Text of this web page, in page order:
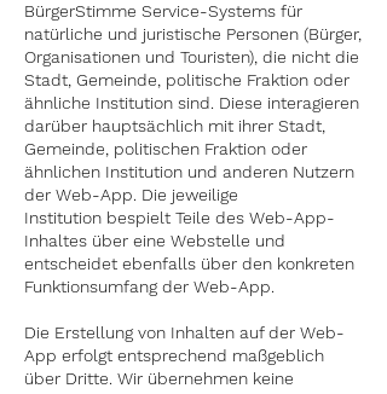
BürgerStimme Service-Systems für
natürliche und juristische Personen (Bürger,
Organisationen und Touristen), die nicht die
Stadt, Gemeinde, politische Fraktion oder
ähnliche Institution sind. Diese interagieren
darüber hauptsächlich mit ihrer Stadt,
Gemeinde, politischen Fraktion oder
ähnlichen Institution und anderen Nutzern
der Web-App. Die jeweilige
Institution bespielt Teile des Web-App-
Inhaltes über eine Webstelle und
entscheidet ebenfalls über den konkreten
Funktionsumfang der Web-App.
Die Erstellung von Inhalten auf der Web-
App erfolgt entsprechend maßgeblich
über Dritte. Wir übernehmen keine